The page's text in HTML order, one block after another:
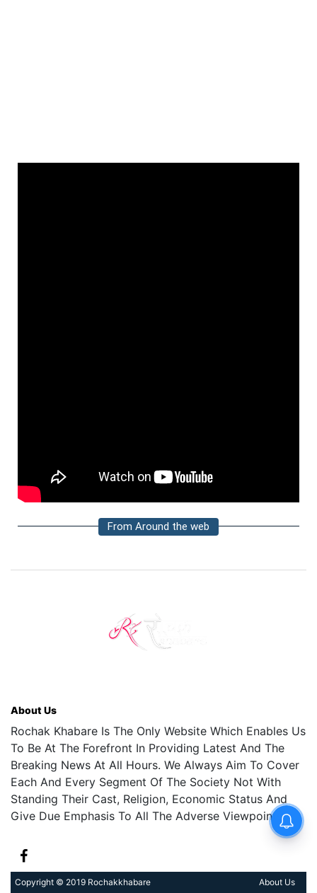
From Around the web
About Us
Rochak Khabare Is The Only Website Which Enables Us
To Be At The Forefront In Providing Latest And The
Breaking News At All Hours. We Always Aim To Cover
Each And Every Segment Of The Society Not With
Standing Their Cast, Religion, Economic Status And
Give Due Emphasis To All The Adverse Viewpoints.
Copyright © 2019 Rochakkhabare About Us